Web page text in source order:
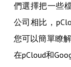
們選擇把一些
公司相比，
您可以簡單瞭
在pCloud和